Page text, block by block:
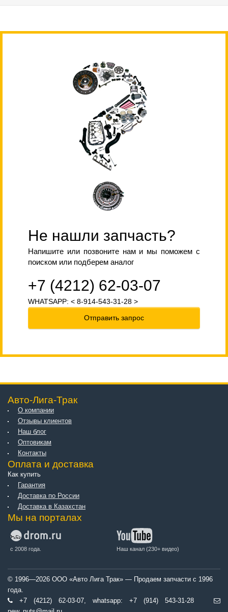
Не нашли запчасть?
Напишите или позвоните нам и мы поможем с
поиском или подберем аналог
+7 (4212) 62-03-07
WHATSAPP: < 8-914-543-31-28 >
Отправить запрос
Авто-Лига-Трак
О компании
Отзывы клиентов
Наш блог
Оптовикам
Контакты
Оплата и доставка
Как купить
Гарантия
Доставка по России
Доставка в Казахстан
Мы на порталах
с 2008 года. Наш канал (230+ видео)
© 1996—2026 ООО «Авто Лига Трак» — Продаем запчасти с 1996
года.
+7 (4212) 62-03-07, whatsapp: +7 (914) 543-31-28